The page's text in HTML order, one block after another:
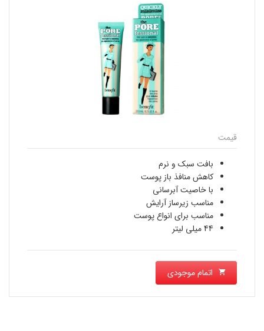
قیمت
بافت سبک و نرم
کاهش منافذ باز پوست
با خاصیت آبرسانی
مناسب زیرساز آرایش
مناسب برای انواع پوست
44 میلی لیتر
اتمام موجودی